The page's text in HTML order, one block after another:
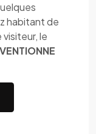
habitant de
le